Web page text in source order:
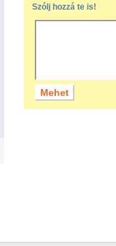
Szólj hozzá te is!